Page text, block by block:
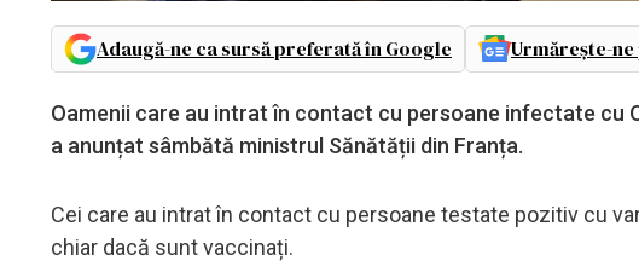
Adaugă-ne ca sursă preferată în Google Urmărește-ne
Oamenii care au intrat în contact cu persoane infectate cu
a anunțat sâmbătă ministrul Sănătății din Franța.
Cei care au intrat în contact cu persoane testate pozitiv cu
chiar dacă sunt vaccinați.